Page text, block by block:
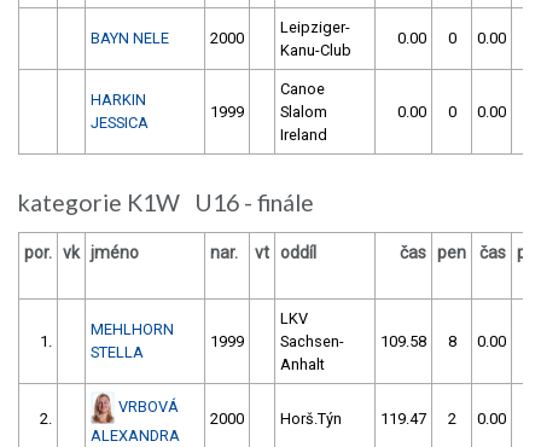
BAYN NELE 2000
Leipziger-
Kanu-Club
0.00 0 0.00
HARKIN
JESSICA
1999
Canoe
Slalom
Ireland
0.00 0 0.00
kategorie K1W U16 - finále
por. vk jméno nar. vt oddíl čas pen čas
1.
MEHLHORN
STELLA
1999
LKV
Sachsen-
Anhalt
109.58 8 0.00
2.
VRBOVÁ
ALEXANDRA
2000 Horš.Týn 119.47 2 0.00